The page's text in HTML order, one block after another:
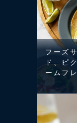
フーズ
ド、ピ
ームフ